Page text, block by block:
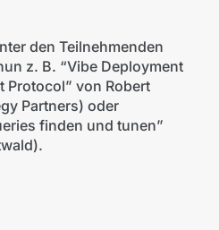
den Teilnehmenden
z. B. “Vibe Deployment
Protocol” von Robert
Partners) oder
finden und tunen”